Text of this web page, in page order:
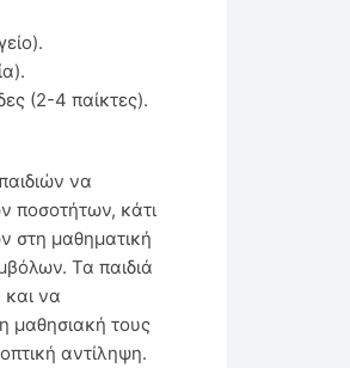
(2-4 παίκτες).
να
ποσοτήτων, κάτι
στη μαθηματική
Τα παιδιά
να
μαθησιακή τους
αντίληψη.